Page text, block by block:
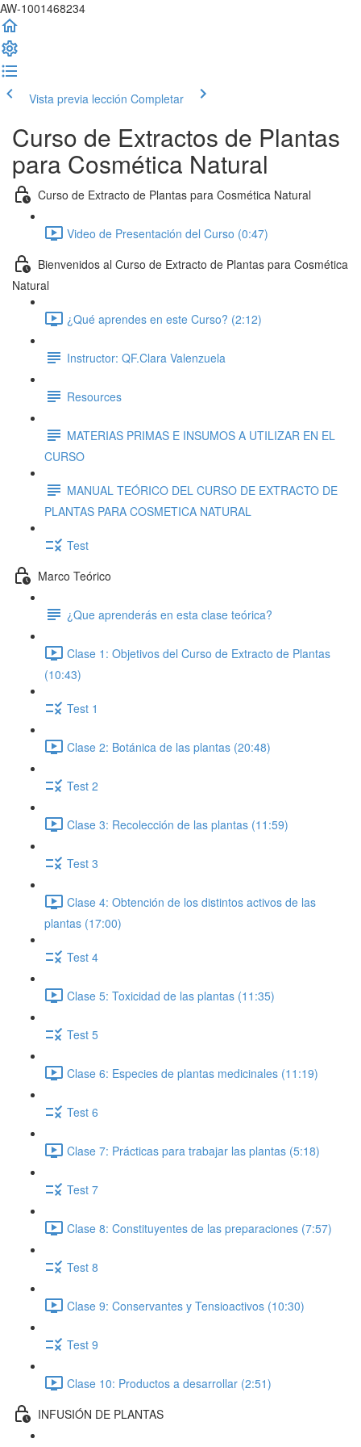
AW-1001468234
Vista previa lección Completar
Curso de Extractos de Plantas
para Cosmética Natural
Curso de Extracto de Plantas para Cosmética Natural
Video de Presentación del Curso (0:47)
Bienvenidos al Curso de Extracto de Plantas para Cosmética
Natural
¿Qué aprendes en este Curso? (2:12)
Instructor: QF.Clara Valenzuela
Resources
MATERIAS PRIMAS E INSUMOS A UTILIZAR EN EL
CURSO
MANUAL TEÓRICO DEL CURSO DE EXTRACTO DE
PLANTAS PARA COSMETICA NATURAL
Test
Marco Teórico
¿Que aprenderás en esta clase teórica?
Clase 1: Objetivos del Curso de Extracto de Plantas
(10:43)
Test 1
Clase 2: Botánica de las plantas (20:48)
Test 2
Clase 3: Recolección de las plantas (11:59)
Test 3
Clase 4: Obtención de los distintos activos de las
plantas (17:00)
Test 4
Clase 5: Toxicidad de las plantas (11:35)
Test 5
Clase 6: Especies de plantas medicinales (11:19)
Test 6
Clase 7: Prácticas para trabajar las plantas (5:18)
Test 7
Clase 8: Constituyentes de las preparaciones (7:57)
Test 8
Clase 9: Conservantes y Tensioactivos (10:30)
Test 9
Clase 10: Productos a desarrollar (2:51)
INFUSIÓN DE PLANTAS